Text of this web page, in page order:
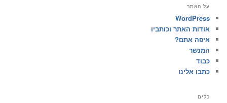
על האתר
WordPress
אודות האתר וכותביו
איפה אתם?
המנשר
כבוד
כתבו אלינו
כלים